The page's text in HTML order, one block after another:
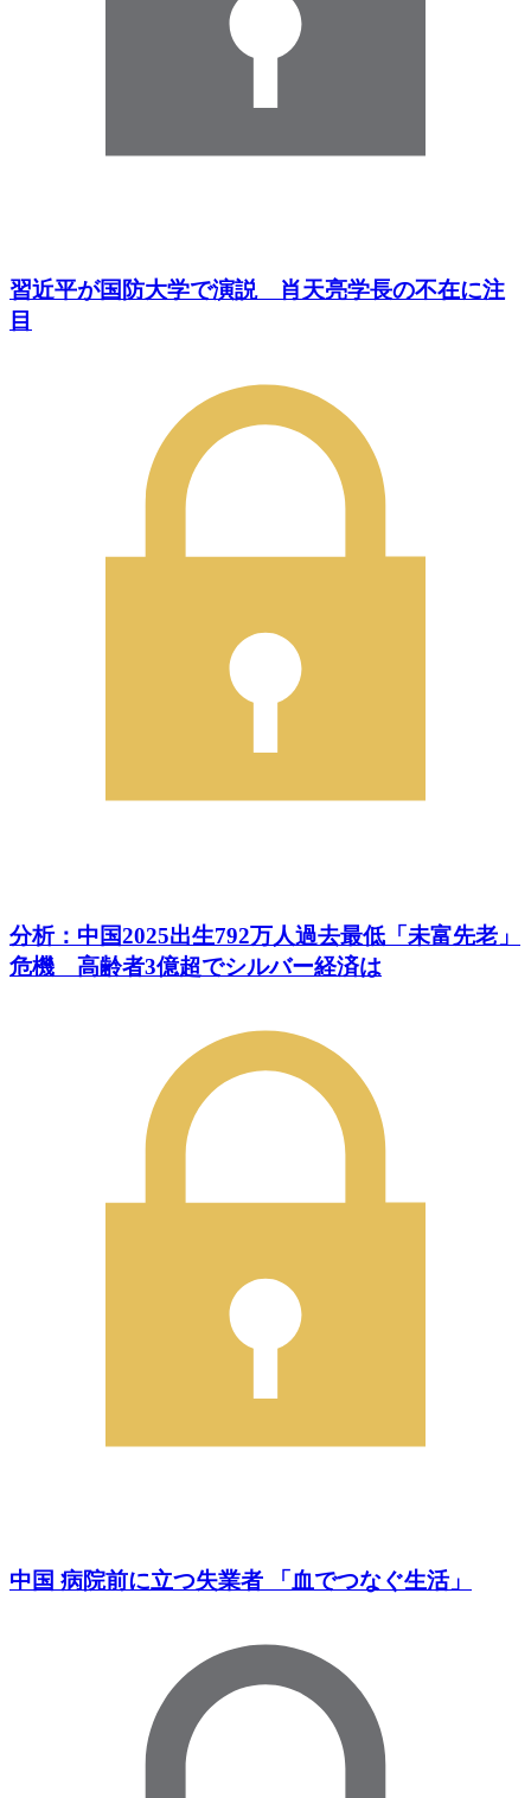
習近平が国防大学で演説 肖天亮学長の不在に注
目
分析：中国2025出生792万人過去最低「未富先老」
危機 高齢者3億超でシルバー経済は
中国 病院前に立つ失業者 「血でつなぐ生活」